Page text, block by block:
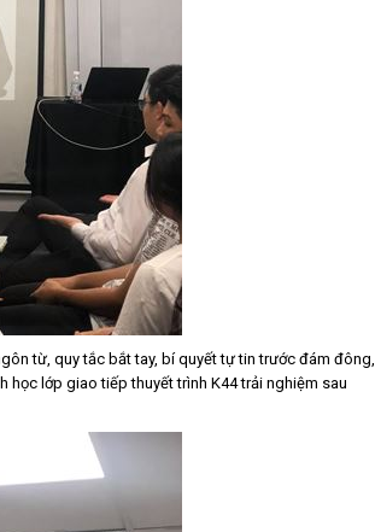
từ, quy tắc bắt tay, bí quyết tự tin trước đám đông,
học lớp giao tiếp thuyết trình K44 trải nghiệm sau